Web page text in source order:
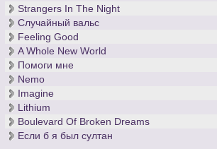
Strangers In The Night
Случайный вальс
Feeling Good
A Whole New World
Помоги мне
Nemo
Imagine
Lithium
Boulevard Of Broken Dreams
Если б я был султан